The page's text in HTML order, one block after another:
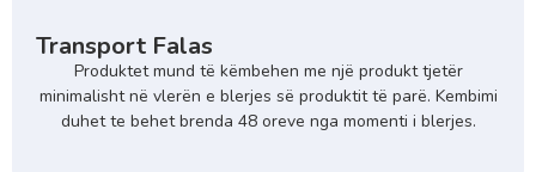
Transport Falas
Produktet mund të këmbehen me një produkt tjetër
minimalisht në vlerën e blerjes së produktit të parë. Kembimi
duhet te behet brenda 48 oreve nga momenti i blerjes.